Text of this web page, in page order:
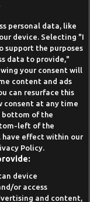
personal data, like
device. Selecting "I
support the purposes
data to provide,"
your consent will
content and ads
can resurface this
consent at any time
bottom of the
left of the
have effect within our
Policy.
device
or access
and content,